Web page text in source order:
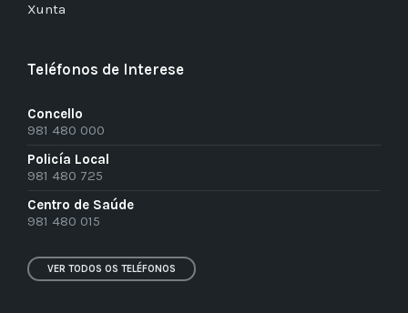
Xunta
Teléfonos de Interese
Concello
981 480 000
Policía Local
981 480 725
Centro de Saúde
981 480 015
VER TODOS OS TELÉFONOS